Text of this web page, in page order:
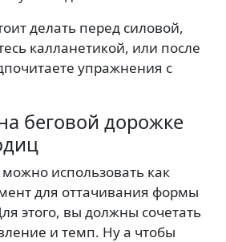
делать перед силовой,
калланетикой, или после
упражнения с
беговой дорожке
использовать как
для оттачивания формы
этого, вы должны сочетать
и темп. Ну а чтобы